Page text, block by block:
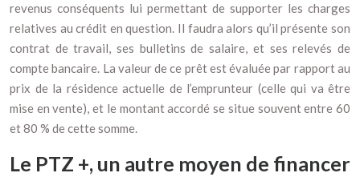
revenus conséquents lui permettant de supporter les charges
relatives au crédit en question. Il faudra alors qu’il présente son
contrat de travail, ses bulletins de salaire, et ses relevés de
compte bancaire. La valeur de ce prêt est évaluée par rapport au
prix de la résidence actuelle de l’emprunteur (celle qui va être
mise en vente), et le montant accordé se situe souvent entre 60
et 80 % de cette somme.
Le PTZ +, un autre moyen de financer